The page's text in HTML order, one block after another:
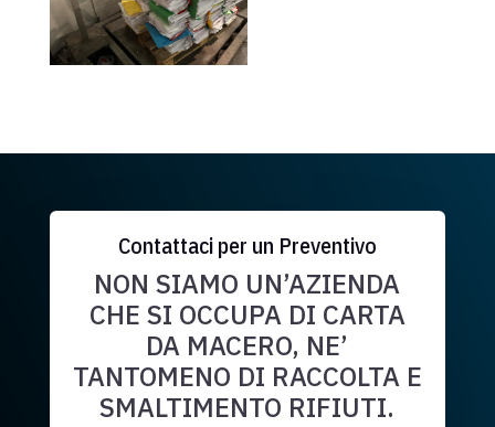
Contattaci per un Preventivo
NON SIAMO UN’AZIENDA
CHE SI OCCUPA DI CARTA
DA MACERO, NE’
TANTOMENO DI RACCOLTA E
SMALTIMENTO RIFIUTI.